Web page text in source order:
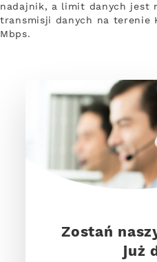
nadajnik, a limit danych jest
transmisji danych na terenie
Mbps.
Zostań
już